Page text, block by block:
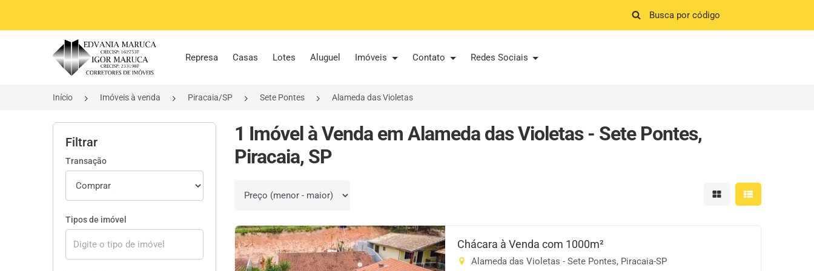
Página inicial
Represa Casas Lotes Aluguel Imóveis Contato Redes Sociais
Início Imóveis à venda Piracaia/SP Sete Pontes Alameda das Violetas
Filtrar
Transação
Tipos de imóvel
1 Imóvel à Venda em Alameda das Violetas - Sete Pontes,
Piracaia, SP
Ordenar por Mostrar resultados em
Mostrar
Chácara à Venda com 1000m²
Alameda das Violetas - Sete Pontes, Piracaia-SP